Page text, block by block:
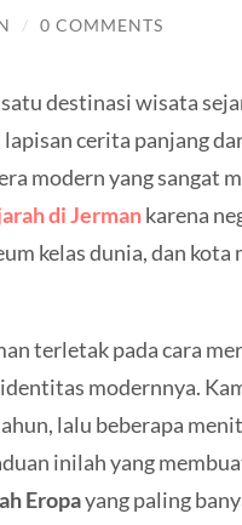
/ 0 COMMENTS
destinasi wisata
cerita panjang
modern yang sangat
di Jermankarena
kelas dunia, dan
terletak pada cara
modernnya.
lalu beberapa
inilah yang
Eropayang paling